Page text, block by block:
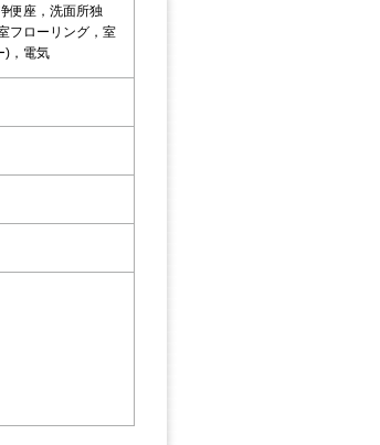
便座，洗面所独
フローリング，室
)，電気